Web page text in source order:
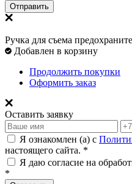
Отправить
Ручка для съема
Добавлен в корзину
Продолжить покупки
Оформить заказ
Оставить заявку
Я ознакомлен (а) с
настоящего сайта. *
Я даю согласие на
*